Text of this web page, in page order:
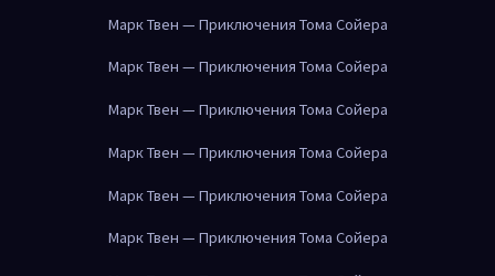
Марк Твен — Приключения Тома Сойера
Марк Твен — Приключения Тома Сойера
Марк Твен — Приключения Тома Сойера
Марк Твен — Приключения Тома Сойера
Марк Твен — Приключения Тома Сойера
Марк Твен — Приключения Тома Сойера